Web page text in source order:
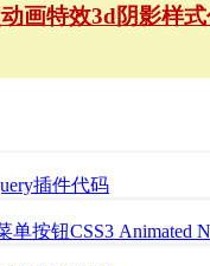
画特效3d阴影样
插件代码
按钮CSS3 Animated